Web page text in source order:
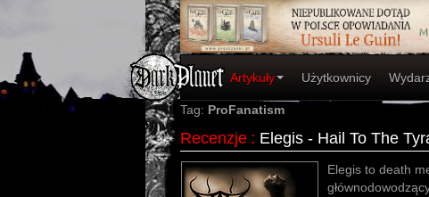
Artykuły Użytkownicy
Tag: ProFanatism
Recenzje : Elegis - Hail To The
Elegis to death